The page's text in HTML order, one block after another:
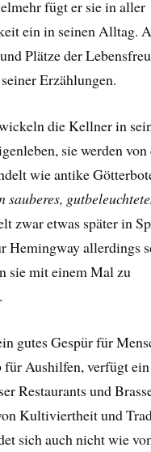
fügt er sie in aller
ein in seinen Alltag.
Plätze der
Erzählungen.
die Kellner in
sie werden von
wie antike
sauberes,
zwar etwas später in
Hemingway allerdings
sie mit einem Mal zu
gutes Gespür für
für Aushilfen, verfügt ein
Restaurants und
Kultiviertheit und
sich auch nicht wie